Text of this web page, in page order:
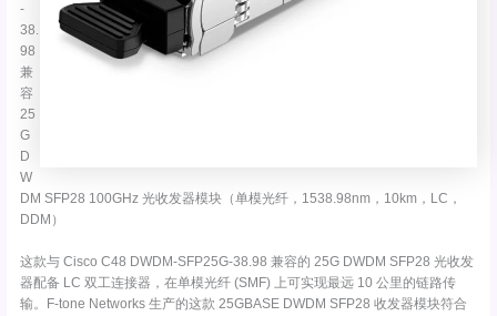
-
38.
98
兼
容
25
G
D
W
DM SFP28 100GHz 光收发器模块（单模光纤，1538.98nm，10km，LC，
DDM）
这款与 Cisco C48 DWDM-SFP25G-38.98 兼容的 25G DWDM SFP28 光收发
器配备 LC 双工连接器，在单模光纤 (SMF) 上可实现最远 10 公里的链路传
输。F-tone Networks 生产的这款 25GBASE DWDM SFP28 收发器模块符合